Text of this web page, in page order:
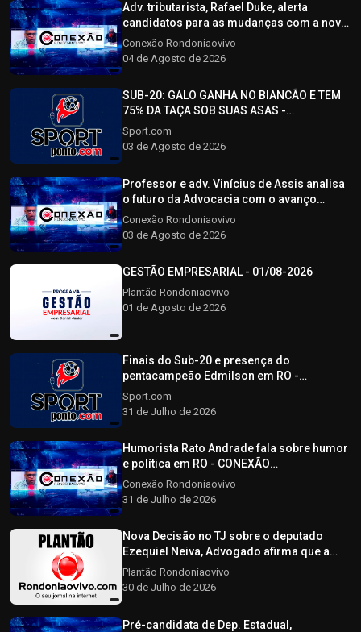
Adv. tributarista, Rafael Duke, alerta
candidatos para as mudanças com a nova
reforma tributária - CONEXÃO
RONDONIAOVIVO - 04/08/2026
Conexão Rondoniaovivo
04 de Agosto de 2026
SUB-20: GALO GANHA NO BIANCÃO E TEM
75% DA TAÇA SOB SUAS ASAS -
SPORTPONTO.COM - 03/08/2026
Sport.com
03 de Agosto de 2026
Professor e adv. Vinícius de Assis analisa
o futuro da Advocacia com o avanço
tecnológico - CONEXÃO RONDONIAOVIVO -
03/08/2026
Conexão Rondoniaovivo
03 de Agosto de 2026
GESTÃO EMPRESARIAL - 01/08-2026
Plantão Rondoniaovivo
01 de Agosto de 2026
Finais do Sub-20 e presença do
pentacampeão Edmilson em RO -
SPORTPONTO.COM - 31/07/2026
Sport.com
31 de Julho de 2026
Humorista Rato Andrade fala sobre humor
e política em RO - CONEXÃO
RONDONIAOVIVO - 31/07/2026
Conexão Rondoniaovivo
31 de Julho de 2026
Nova Decisão no TJ sobre o deputado
Ezequiel Neiva, Advogado afirma que a
decisão não afeta a elegibilidade do
candidato - Plantão Rondoniaovivo -
Plantão Rondoniaovivo
30 de Julho de 2026
Pré-candidata de Dep. Estadual,